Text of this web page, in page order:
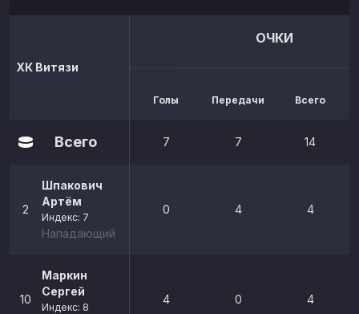
ХК Витязи
ОЧКИ
Голы Передачи Всего
Всего 7 7 14
2
Шпакович
Артём
Индекс: 7
Нападающий
0 4 4
10
Маркин
Сергей
Индекс: 8
4 0 4